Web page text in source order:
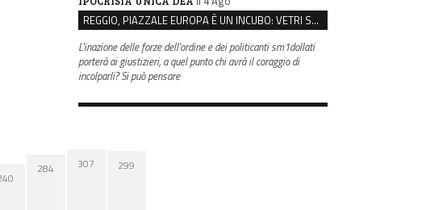
REGGIO, PIAZZALE EUROPA È UN INCUBO: VETRI SPACCATI E FURTI SULLE AUTO IN SOSTA
L'inazione delle forze dell'ordine e dei politicanti sm1dollati
porterà ai giustizieri, a quel punto chi avrà il coraggio di
incolparli? Si può pensare
284 307 299